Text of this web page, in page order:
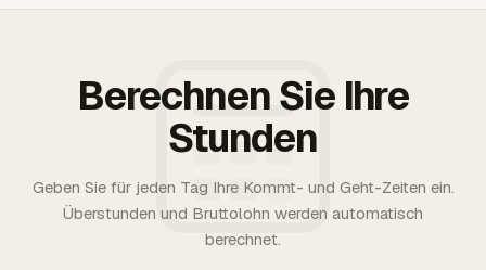
Berechnen Sie Ihre
Stunden
Geben Sie für jeden Tag Ihre Kommt- und Geht-Zeiten ein.
Überstunden und Bruttolohn werden automatisch
berechnet.